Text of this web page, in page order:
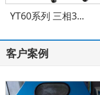
YT60系列 三相3...
客户案例